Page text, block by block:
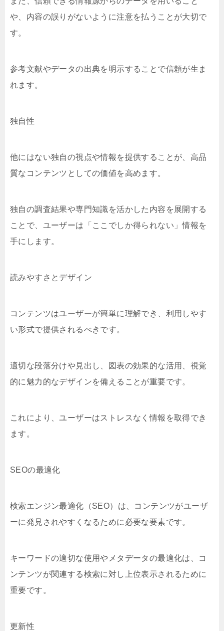
や、内容の誤りがないように注意を払うことが大切で
す。
参考文献やデータの出典を明示することで信頼が生ま
れます。
独自性
他にはない独自の視点や情報を提供することが、高品
質なコンテンツとしての価値を高めます。
独自の調査結果や専門知識を活かした内容を展開する
ことで、ユーザーは「ここでしか得られない」情報を
手にします。
読みやすさとデザイン
コンテンツはユーザーが簡単に理解でき、利用しやす
い形式で提供されるべきです。
適切な段落分けや見出し、図表の効果的な活用、視覚
的に魅力的なデザインを備えることが重要です。
これにより、ユーザーはストレスなく情報を取得でき
ます。
SEOの最適化
検索エンジン最適化（SEO）は、コンテンツがユーザ
ーに発見されやすくなるために必要な要素です。
キーワードの適切な使用やメタデータの最適化は、コ
ンテンツが関連する検索に対し上位表示されるために
重要です。
更新性